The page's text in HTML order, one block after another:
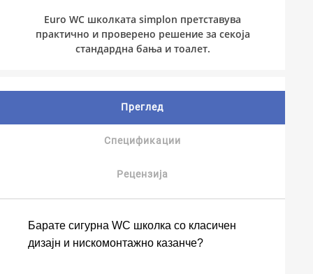
Euro WC школката simplon претставува
практично и проверено решение за секоја
стандардна бања и тоалет.
Преглед
Спецификации
Рецензија
Барате сигурна WC школка со класичен
дизајн и нискомонтажно казанче?